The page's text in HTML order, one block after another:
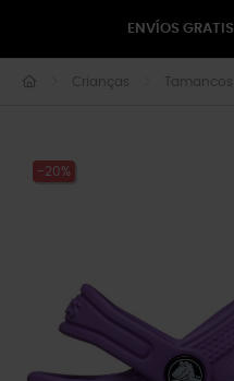
ENVÍOS GRATIS
Crianças Tamancos
-20%